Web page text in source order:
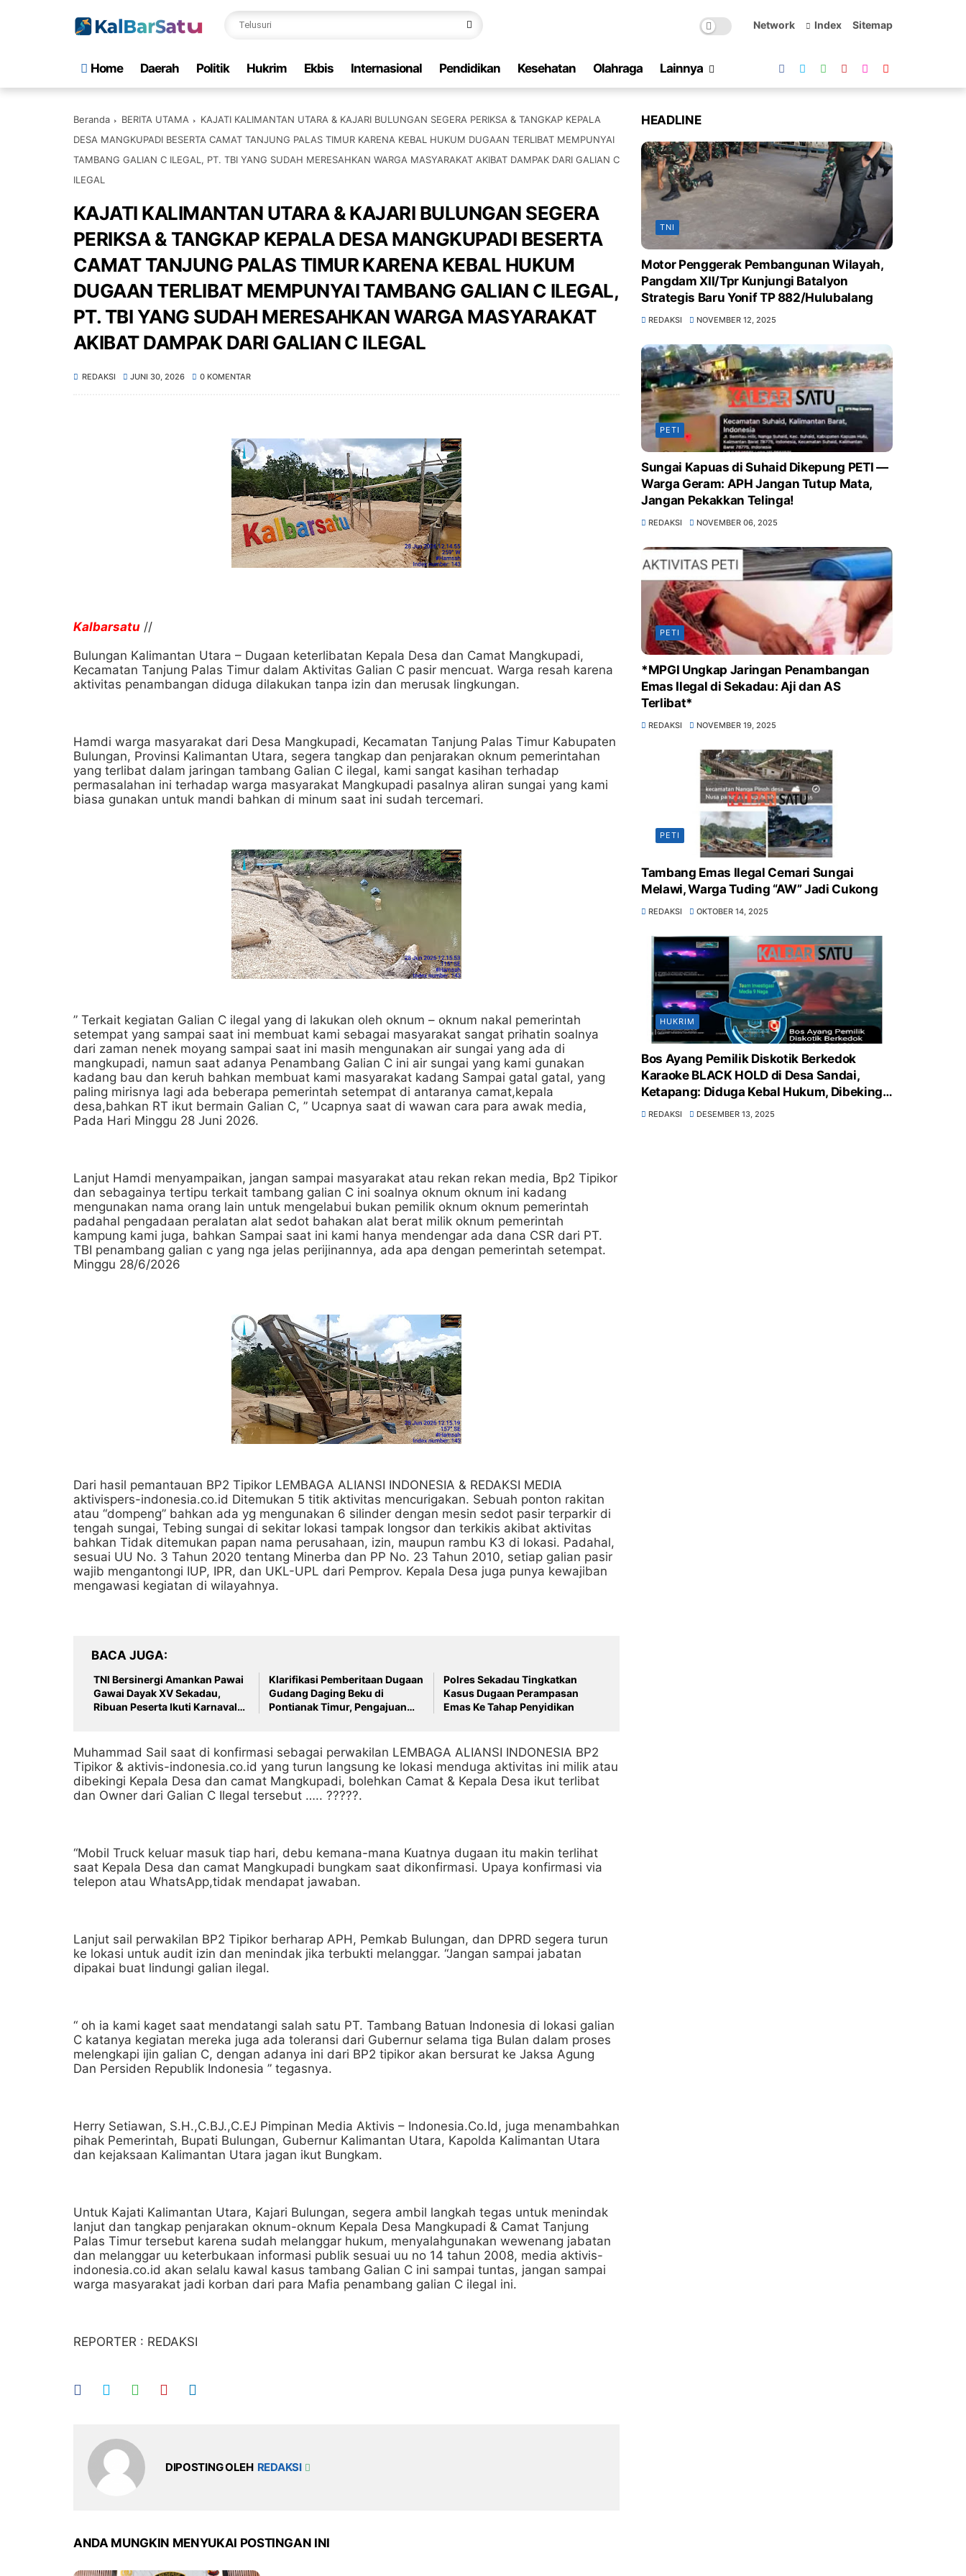
Network Index Sitemap
Home Daerah Politik Hukrim Ekbis Internasional Pendidikan Kesehatan Olahraga Lainnya
Beranda BERITA UTAMA
KAJATI KALIMANTAN UTARA & KAJARI BULUNGAN SEGERA PERIKSA & TANGKAP KEPALA
DESA MANGKUPADI BESERTA CAMAT TANJUNG PALAS TIMUR KARENA KEBAL HUKUM DUGAAN TERLIBAT MEMPUNYAI
TAMBANG GALIAN C ILEGAL, PT. TBI YANG SUDAH MERESAHKAN WARGA MASYARAKAT AKIBAT DAMPAK DARI GALIAN C
ILEGAL
KAJATI KALIMANTAN UTARA & KAJARI BULUNGAN SEGERA
PERIKSA & TANGKAP KEPALA DESA MANGKUPADI BESERTA
CAMAT TANJUNG PALAS TIMUR KARENA KEBAL HUKUM
DUGAAN TERLIBAT MEMPUNYAI TAMBANG GALIAN C ILEGAL,
PT. TBI YANG SUDAH MERESAHKAN WARGA MASYARAKAT
AKIBAT DAMPAK DARI GALIAN C ILEGAL
REDAKSI JUNI 30, 2026 0 KOMENTAR
Kalbarsatu //
Bulungan Kalimantan Utara – Dugaan keterlibatan Kepala Desa dan Camat Mangkupadi,
Kecamatan Tanjung Palas Timur dalam Aktivitas Galian C pasir mencuat. Warga resah karena
aktivitas penambangan diduga dilakukan tanpa izin dan merusak lingkungan.
Hamdi warga masyarakat dari Desa Mangkupadi, Kecamatan Tanjung Palas Timur Kabupaten
Bulungan, Provinsi Kalimantan Utara, segera tangkap dan penjarakan oknum pemerintahan
yang terlibat dalam jaringan tambang Galian C ilegal, kami sangat kasihan terhadap
permasalahan ini terhadap warga masyarakat Mangkupadi pasalnya aliran sungai yang kami
biasa gunakan untuk mandi bahkan di minum saat ini sudah tercemari.
” Terkait kegiatan Galian C ilegal yang di lakukan oleh oknum – oknum nakal pemerintah
setempat yang sampai saat ini membuat kami sebagai masyarakat sangat prihatin soalnya
dari zaman nenek moyang sampai saat ini masih mengunakan air sungai yang ada di
mangkupadi, namun saat adanya Penambang Galian C ini air sungai yang kami gunakan
kadang bau dan keruh bahkan membuat kami masyarakat kadang Sampai gatal gatal, yang
paling mirisnya lagi ada beberapa pemerintah setempat di antaranya camat,kepala
desa,bahkan RT ikut bermain Galian C, ” Ucapnya saat di wawan cara para awak media,
Pada Hari Minggu 28 Juni 2026.
Lanjut Hamdi menyampaikan, jangan sampai masyarakat atau rekan rekan media, Bp2 Tipikor
dan sebagainya tertipu terkait tambang galian C ini soalnya oknum oknum ini kadang
mengunakan nama orang lain untuk mengelabui bukan pemilik oknum oknum pemerintah
padahal pengadaan peralatan alat sedot bahakan alat berat milik oknum pemerintah
kampung kami juga, bahkan Sampai saat ini kami hanya mendengar ada dana CSR dari PT.
TBI penambang galian c yang nga jelas perijinannya, ada apa dengan pemerintah setempat.
Minggu 28/6/2026
Dari hasil pemantauan BP2 Tipikor LEMBAGA ALIANSI INDONESIA & REDAKSI MEDIA
aktivispers-indonesia.co.id Ditemukan 5 titik aktivitas mencurigakan. Sebuah ponton rakitan
atau “dompeng” bahkan ada yg mengunakan 6 silinder dengan mesin sedot pasir terparkir di
tengah sungai, Tebing sungai di sekitar lokasi tampak longsor dan terkikis akibat aktivitas
bahkan Tidak ditemukan papan nama perusahaan, izin, maupun rambu K3 di lokasi. Padahal,
sesuai UU No. 3 Tahun 2020 tentang Minerba dan PP No. 23 Tahun 2010, setiap galian pasir
wajib mengantongi IUP, IPR, dan UKL-UPL dari Pemprov. Kepala Desa juga punya kewajiban
mengawasi kegiatan di wilayahnya.
BACA JUGA
TNI Bersinergi Amankan Pawai
Gawai Dayak XV Sekadau,
Ribuan Peserta Ikuti Karnaval
Klarifikasi Pemberitaan Dugaan
Gudang Daging Beku di
Pontianak Timur, Pengajuan
Polres Sekadau Tingkatkan
Kasus Dugaan Perampasan
Emas Ke Tahap Penyidikan
Muhammad Sail saat di konfirmasi sebagai perwakilan LEMBAGA ALIANSI INDONESIA BP2
Tipikor & aktivis-indonesia.co.id yang turun langsung ke lokasi menduga aktivitas ini milik atau
dibekingi Kepala Desa dan camat Mangkupadi, bolehkan Camat & Kepala Desa ikut terlibat
dan Owner dari Galian C Ilegal tersebut ….. ?????.
“Mobil Truck keluar masuk tiap hari, debu kemana-mana Kuatnya dugaan itu makin terlihat
saat Kepala Desa dan camat Mangkupadi bungkam saat dikonfirmasi. Upaya konfirmasi via
telepon atau WhatsApp,tidak mendapat jawaban.
Lanjut sail perwakilan BP2 Tipikor berharap APH, Pemkab Bulungan, dan DPRD segera turun
ke lokasi untuk audit izin dan menindak jika terbukti melanggar. “Jangan sampai jabatan
dipakai buat lindungi galian ilegal.
“ oh ia kami kaget saat mendatangi salah satu PT. Tambang Batuan Indonesia di lokasi galian
C katanya kegiatan mereka juga ada toleransi dari Gubernur selama tiga Bulan dalam proses
melengkapi ijin galian C, dengan adanya ini dari BP2 tipikor akan bersurat ke Jaksa Agung
Dan Persiden Republik Indonesia ” tegasnya.
Herry Setiawan, S.H.,C.BJ.,C.EJ Pimpinan Media Aktivis – Indonesia.Co.Id, juga menambahkan
pihak Pemerintah, Bupati Bulungan, Gubernur Kalimantan Utara, Kapolda Kalimantan Utara
dan kejaksaan Kalimantan Utara jagan ikut Bungkam.
Untuk Kajati Kalimantan Utara, Kajari Bulungan, segera ambil langkah tegas untuk menindak
lanjut dan tangkap penjarakan oknum-oknum Kepala Desa Mangkupadi & Camat Tanjung
Palas Timur tersebut karena sudah melanggar hukum, menyalahgunakan wewenang jabatan
dan melanggar uu keterbukaan informasi publik sesuai uu no 14 tahun 2008, media aktivis-
indonesia.co.id akan selalu kawal kasus tambang Galian C ini sampai tuntas, jangan sampai
warga masyarakat jadi korban dari para Mafia penambang galian C ilegal ini.
REPORTER : REDAKSI
DIPOSTING OLEH REDAKSI
ANDA MUNGKIN MENYUKAI POSTINGAN INI
HEADLINE
TNI
Motor Penggerak Pembangunan Wilayah,
Pangdam XII/Tpr Kunjungi Batalyon
Strategis Baru Yonif TP 882/Hulubalang
REDAKSI NOVEMBER 12, 2025
PETI
Sungai Kapuas di Suhaid Dikepung PETI —
Warga Geram: APH Jangan Tutup Mata,
Jangan Pekakkan Telinga!
REDAKSI NOVEMBER 06, 2025
PETI
*MPGI Ungkap Jaringan Penambangan
Emas Ilegal di Sekadau: Aji dan AS
Terlibat*
REDAKSI NOVEMBER 19, 2025
PETI
Tambang Emas Ilegal Cemari Sungai
Melawi, Warga Tuding “AW” Jadi Cukong
REDAKSI OKTOBER 14, 2025
HUKRIM
Bos Ayang Pemilik Diskotik Berkedok
Karaoke BLACK HOLD di Desa Sandai,
Ketapang: Diduga Kebal Hukum, Dibekingi
Polsek Sandai, Pemerintah Desa &
REDAKSI DESEMBER 13, 2025